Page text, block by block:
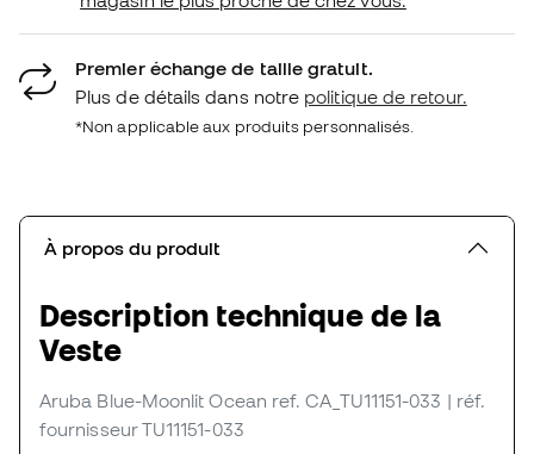
Premier échange de taille gratuit.
Plus de détails dans notre politique de retour.
*Non applicable aux produits personnalisés.
À propos du produit
Description technique de la
Veste
Aruba Blue-Moonlit Ocean ref. CA_TU11151-033 | réf.
fournisseur TU11151-033